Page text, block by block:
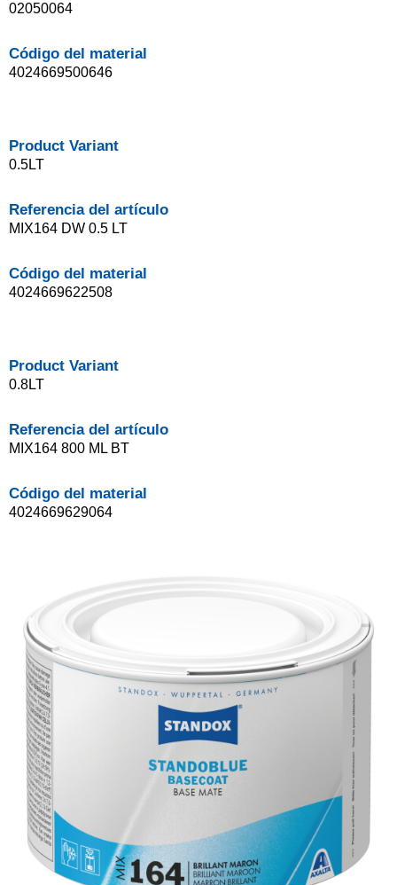
02050064
Código del material
4024669500646
Product Variant
0.5LT
Referencia del artículo
MIX164 DW 0.5 LT
Código del material
4024669622508
Product Variant
0.8LT
Referencia del artículo
MIX164 800 ML BT
Código del material
4024669629064